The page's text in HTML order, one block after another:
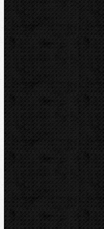
Videoinspekce
Detektory a těsnění
Montážní výbava
Svěráky a pracovní stoly
Pájení a hořáky
Svářečky plastů
Nůžky